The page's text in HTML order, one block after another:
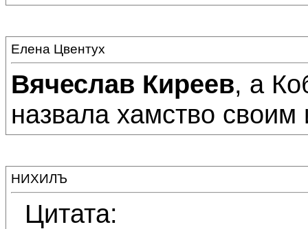
Елена Цвентух
Вячеслав Киреев, а
назвала хамство
НИХИЛЪ
Цитата: